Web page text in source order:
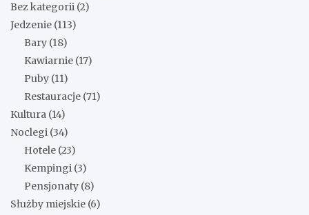
Bez kategorii (2)
Jedzenie (113)
Bary (18)
Kawiarnie (17)
Puby (11)
Restauracje (71)
Kultura (14)
Noclegi (34)
Hotele (23)
Kempingi (3)
Pensjonaty (8)
Służby miejskie (6)